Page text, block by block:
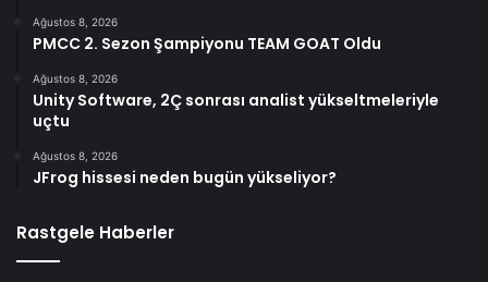
Ağustos 8, 2026
PMCC 2. Sezon Şampiyonu TEAM GOAT Oldu
Ağustos 8, 2026
Unity Software, 2Ç sonrası analist yükseltmeleriyle
uçtu
Ağustos 8, 2026
JFrog hissesi neden bugün yükseliyor?
Rastgele Haberler